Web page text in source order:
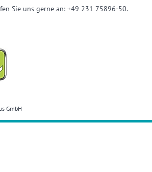
Sie uns gerne an: +49 231 75896-50.
GmbH